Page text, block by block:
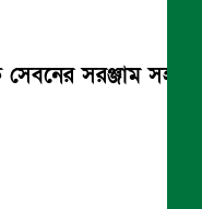
সরঞ্জাম সহ